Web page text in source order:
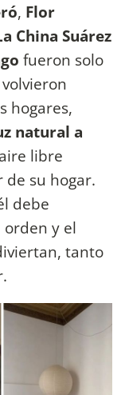
, Flor
China Suárez
fueron solo
hogares,
natural a
libre
su hogar.
debe
y el
tanto